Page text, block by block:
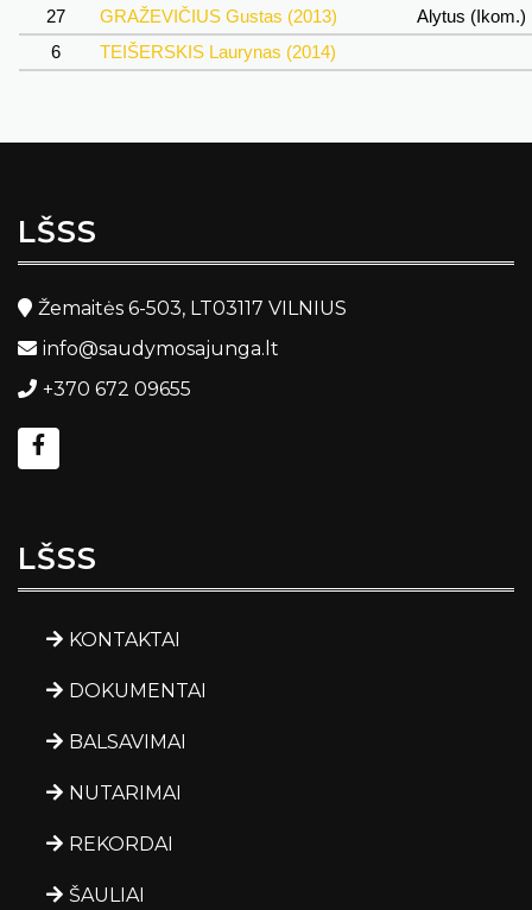
27
GRAŽEVIČIUS Gustas (2013)
Alytus (Ikom.)
6
TEIŠERSKIS Laurynas (2014)
LŠSS
Žemaitės 6-503, LT03117 VILNIUS
info@saudymosajunga.lt
+370 672 09655
LŠSS
KONTAKTAI
DOKUMENTAI
BALSAVIMAI
NUTARIMAI
REKORDAI
ŠAULIAI